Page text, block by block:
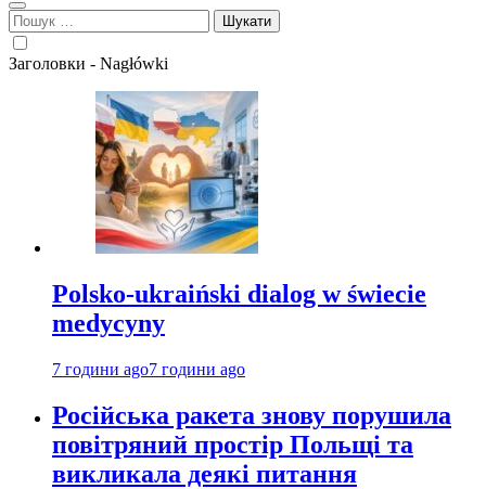
Пошук:
Заголовки - Nagłówki
Polsko-ukraiński dialog w świecie
medycyny
7 години ago7 години ago
Російська ракета знову порушила
повітряний простір Польщі та
викликала деякі питання